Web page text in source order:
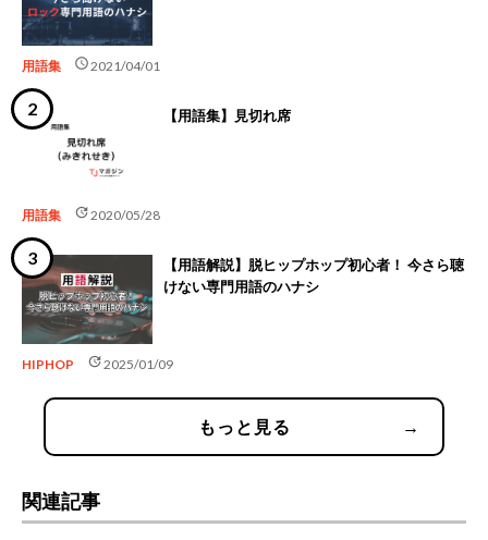
用語集 schedule2021/04/01
【用語集】見切れ席
用語集 update2020/05/28
【用語解説】脱ヒップホップ初心者！ 今さら聴
けない専門用語のハナシ
HIPHOP update2025/01/09
もっと見る →
関連記事